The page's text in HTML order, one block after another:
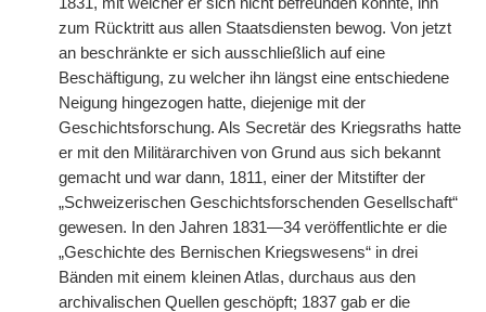
zum Rücktritt aus allen Staatsdiensten bewog. Von jetzt
an beschränkte er sich ausschließlich auf eine
Beschäftigung, zu welcher ihn längst eine entschiedene
Neigung hingezogen hatte, diejenige mit der
Geschichtsforschung. Als Secretär des Kriegsraths hatte
er mit den Militärarchiven von Grund aus sich bekannt
gemacht und war dann, 1811, einer der Mitstifter der
„Schweizerischen Geschichtsforschenden Gesellschaft“
gewesen. In den Jahren 1831—34 veröffentlichte er die
„Geschichte des Bernischen Kriegswesens“ in drei
Bänden mit einem kleinen Atlas, durchaus aus den
archivalischen Quellen geschöpft; 1837 gab er die